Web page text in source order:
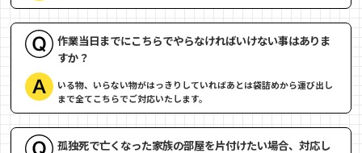
作業当日までにこちらでやらなければいけない事はありま
すか？
いる物、いらない物がはっきりしていればあとは袋詰めから運び出し
まで全てこちらでご対応いたします。
孤独死で亡くなった家族の部屋を片付けたい場合、対応し